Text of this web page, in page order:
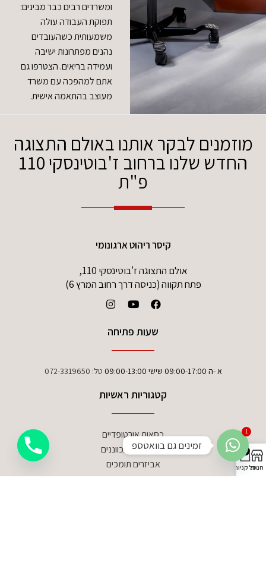
ומשרדים רבים כבר מבינים:
תפוקת העבודה עולה
משמעותית כשהעובדים
נהנים מפתרונות ישיבה
ועמידה בריאים. הצטרפו גם
אתם למהפכה עם משרד
מעוצב בהתאמה אישית.
מוזמנים לבקר אותנו באולם התצוגה
החדש שלנו ברחוב ז'בוטינסקי 110
פ"ת
קיסר ריהוט ארגונומי
אולם התצוגה ז'בוטינסקי 110,
פתח תקווה (כניסה דרך רחוב המרץ 6)
שעות פתיחה
א -ה 09:00-17:00 שישי 09:00-13:00 טל: 072-3319650
קטגוריות ראשיות
כסאות אורטופדיים
שולחנות מתכווננים
אביזרים תומכים
חנותסל קניות
1
זמינים גם בוואטספ